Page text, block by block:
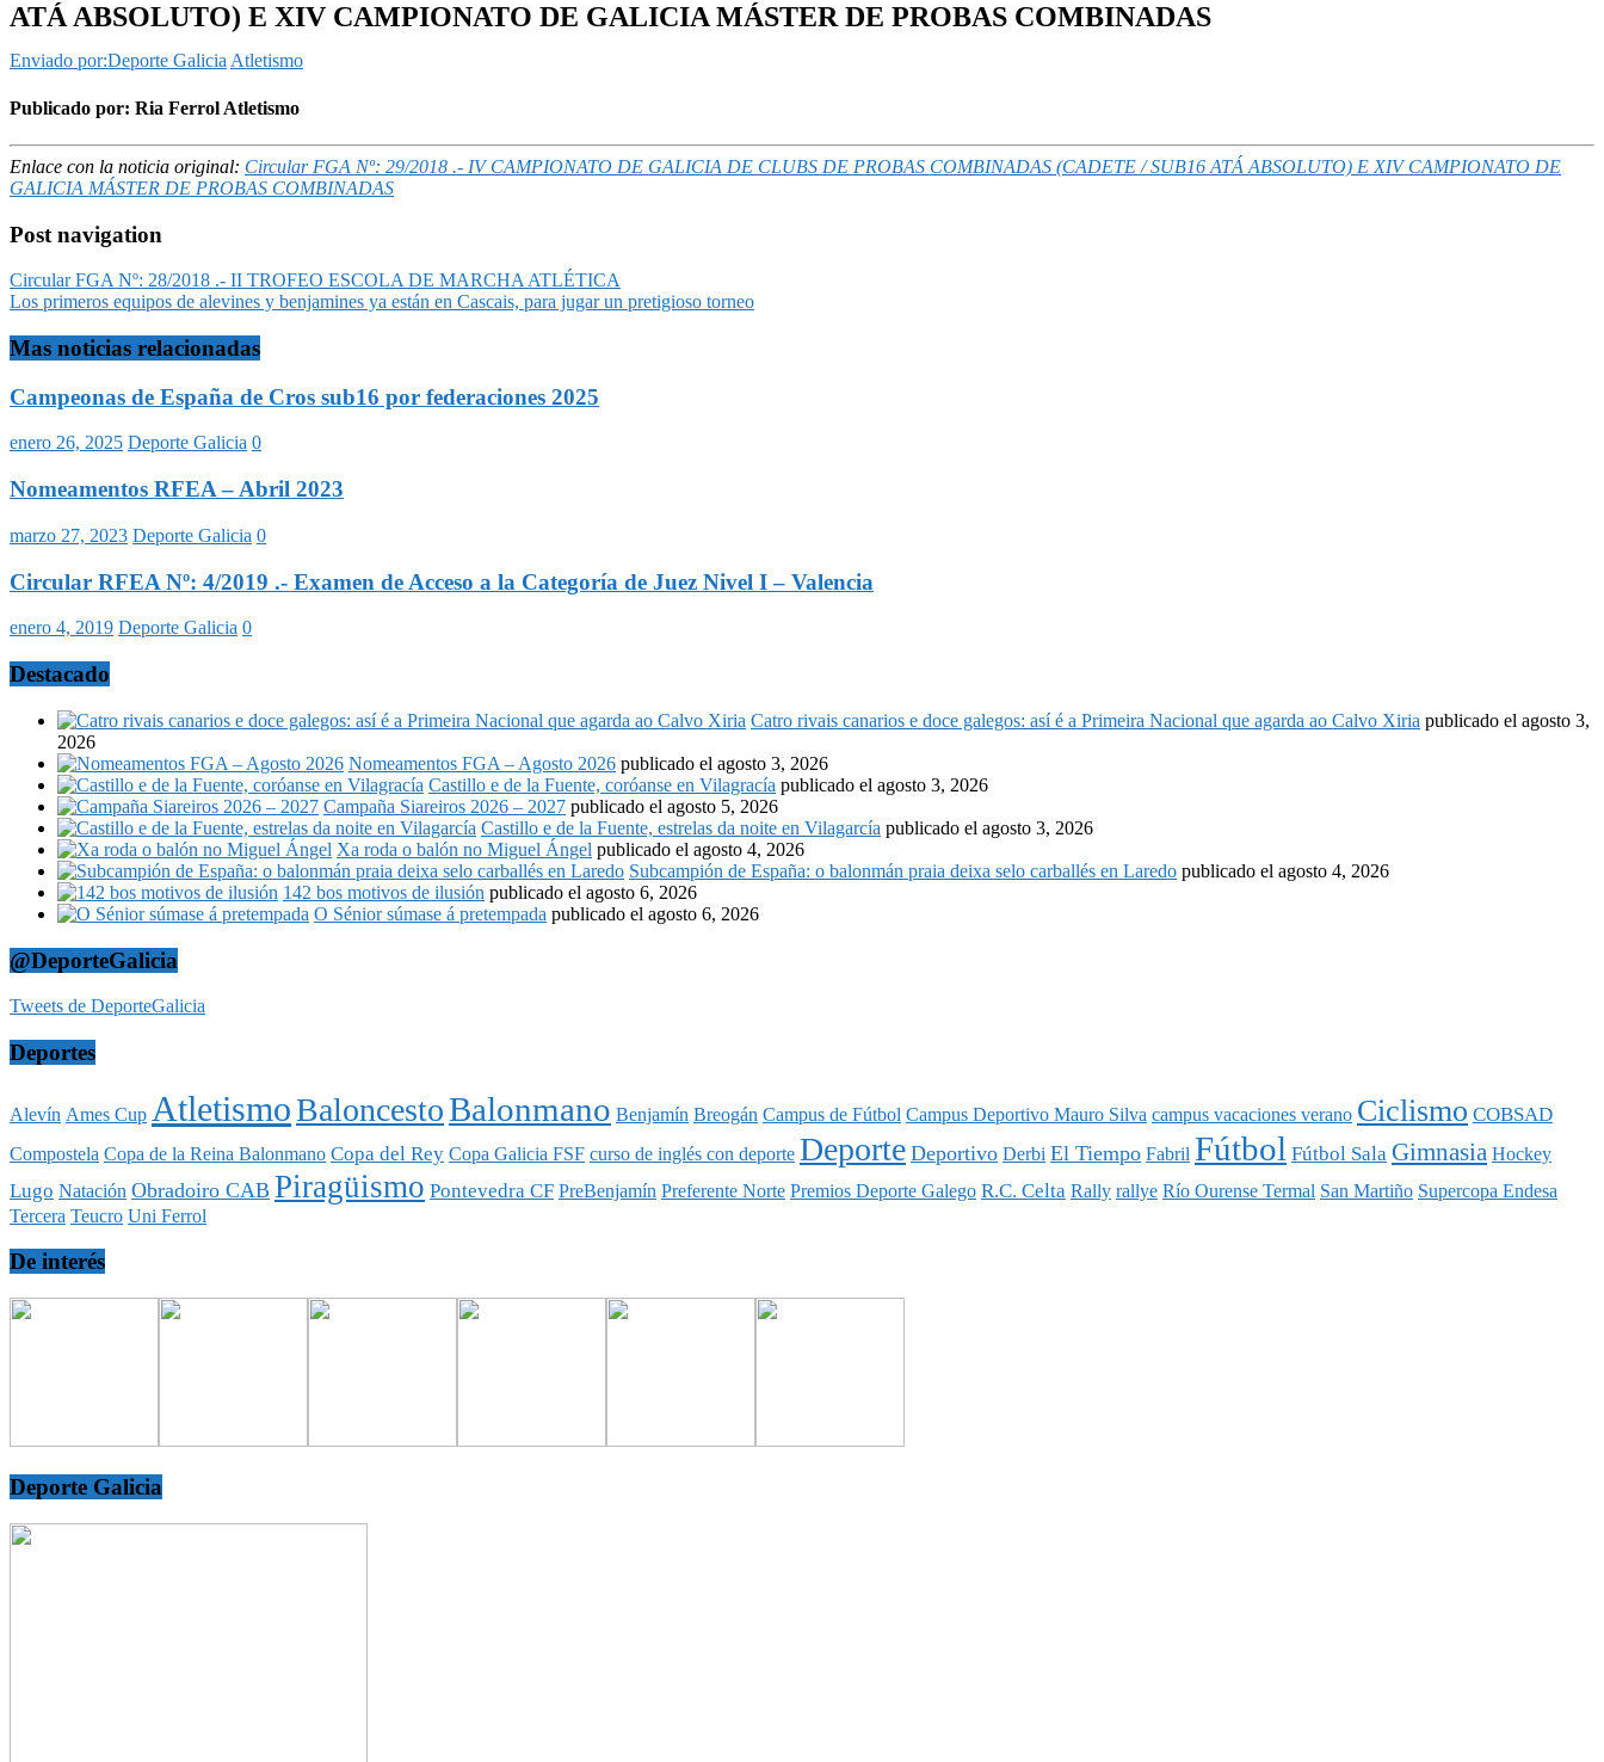
ATÁ ABSOLUTO) E XIV CAMPIONATO DE GALICIA MÁSTER DE PROBAS COMBINADAS
Enviado por:Deporte Galicia Atletismo
Publicado por: Ria Ferrol Atletismo
Enlace con la noticia original: Circular FGA Nº: 29/2018 .- IV CAMPIONATO DE GALICIA DE CLUBS DE PROBAS COMBINADAS (CADETE / SUB16 ATÁ ABSOLUTO) E XIV CAMPIONATO DE
GALICIA MÁSTER DE PROBAS COMBINADAS
Post navigation
Circular FGA Nº: 28/2018 .- II TROFEO ESCOLA DE MARCHA ATLÉTICA
Los primeros equipos de alevines y benjamines ya están en Cascais, para jugar un pretigioso torneo
Mas noticias relacionadas
Campeonas de España de Cros sub16 por federaciones 2025
enero 26, 2025 Deporte Galicia 0
Nomeamentos RFEA – Abril 2023
marzo 27, 2023 Deporte Galicia 0
Circular RFEA Nº: 4/2019 .- Examen de Acceso a la Categoría de Juez Nivel I – Valencia
enero 4, 2019 Deporte Galicia 0
Destacado
Catro rivais canarios e doce galegos: así é a Primeira Nacional que agarda ao Calvo Xiria publicado el agosto 3,
2026
Nomeamentos FGA – Agosto 2026 publicado el agosto 3, 2026
Castillo e de la Fuente, coróanse en Vilagracía publicado el agosto 3, 2026
Campaña Siareiros 2026 – 2027 publicado el agosto 5, 2026
Castillo e de la Fuente, estrelas da noite en Vilagarcía publicado el agosto 3, 2026
Xa roda o balón no Miguel Ángel publicado el agosto 4, 2026
Subcampión de España: o balonmán praia deixa selo carballés en Laredo publicado el agosto 4, 2026
142 bos motivos de ilusión publicado el agosto 6, 2026
O Sénior súmase á pretempada publicado el agosto 6, 2026
@DeporteGalicia
Tweets de DeporteGalicia
Deportes
Alevín Ames Cup AtletismoBaloncestoBalonmano Benjamín Breogán Campus de Fútbol Campus Deportivo Mauro Silva campus vacaciones verano Ciclismo COBSAD
Compostela Copa de la Reina Balonmano Copa del Rey Copa Galicia FSF curso de inglés con deporte Deporte Deportivo Derbi El Tiempo Fabril Fútbol Fútbol Sala Gimnasia Hockey
Lugo Natación Obradoiro CAB Piragüismo Pontevedra CF PreBenjamín Preferente Norte Premios Deporte Galego R.C. Celta Rally rallye Río Ourense Termal San Martiño Supercopa Endesa
Tercera Teucro Uni Ferrol
De interés
Deporte Galicia